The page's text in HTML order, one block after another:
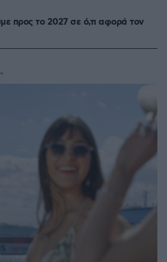
προς το 2027 σε ό,τι αφορά τον